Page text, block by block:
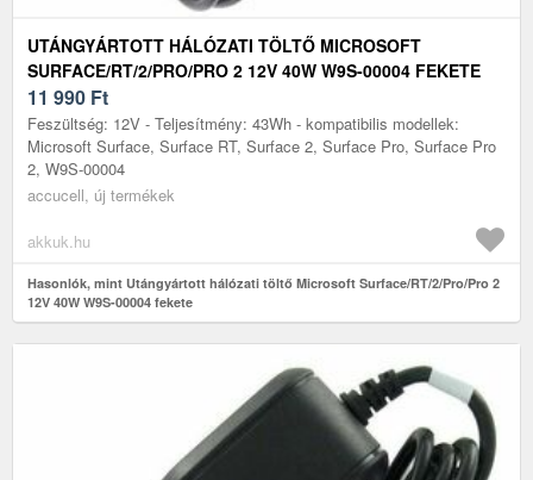
UTÁNGYÁRTOTT HÁLÓZATI TÖLTŐ MICROSOFT
SURFACE/RT/2/PRO/PRO 2 12V 40W W9S-00004 FEKETE
11 990 Ft
Feszültség: 12V - Teljesítmény: 43Wh - kompatibilis modellek:
Microsoft Surface, Surface RT, Surface 2, Surface Pro, Surface Pro
2, W9S-00004
accucell, új termékek
akkuk.hu
Hasonlók, mint Utángyártott hálózati töltő Microsoft Surface/RT/2/Pro/Pro 2
12V 40W W9S-00004 fekete